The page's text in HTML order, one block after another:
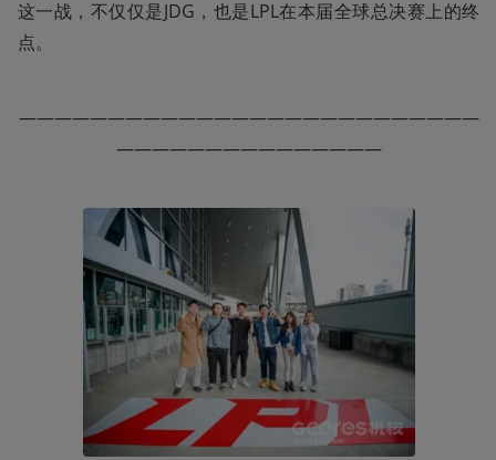
这一战，不仅仅是JDG，也是LPL在本届全球总决赛上的终
点。
——————————————————————————
———————————————